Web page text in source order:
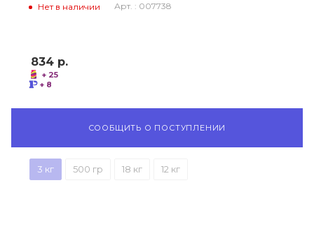
Нет в наличии Арт. : 007738
834 р.
+ 25
+ 8
СООБЩИТЬ О ПОСТУПЛЕНИИ
3 кг 500 гр 18 кг 12 кг